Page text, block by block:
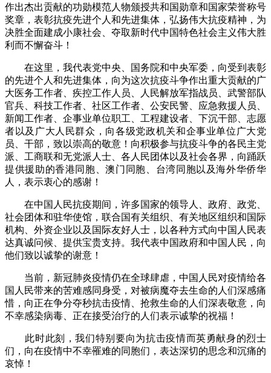
作出杰出贡献的功勋模范人物颁授共和国勋章和国家荣誉称号
奖章，表彰抗疫先进个人和先进集体，弘扬伟大抗疫精神，为
决胜全面建成小康社会、夺取新时代中国特色社会主义伟大胜
利而不懈奋斗！
在这里，我代表党中央、国务院和中央军委，向受到表彰
的先进个人和先进集体，向为这次抗疫斗争作出重大贡献的广
大医务工作者、疾控工作人员、人民解放军指战员、武警部队
官兵、科技工作者、社区工作者、公安民警、应急救援人员、
新闻工作者、企事业单位职工、工程建设者、下沉干部、志愿
者以及广大人民群众，向各级党政机关和企事业单位广大党
员、干部，致以崇高的敬意！向积极参与抗疫斗争的各民主党
派、工商联和无党派人士、各人民团体以及社会各界，向踊跃
提供援助的香港同胞、澳门同胞、台湾同胞以及海外华侨华
人，表示衷心的感谢！
在中国人民抗疫期间，许多国家的领导人、政府、政党、
社会团体和驻华使馆，联合国有关组织、有关地区组织和国际
机构、外资企业以及国际友好人士，以各种方式向中国人民表
达真诚问候、提供宝贵支持。我代表中国政府和中国人民，向
他们致以诚挚的谢意！
当前，新冠肺炎疫情仍在全球肆虐，中国人民对疫情给各
国人民带来的苦难感同身受，对被病魔夺去生命的人们深感痛
惜，向正在争分夺秒抗击疫情、抢救生命的人们深表敬意，向
不幸感染病毒、正在接受治疗的人们表示诚挚的祝福！
此时此刻，我们特别要向为抗击疫情而英勇献身的烈士
们，向在疫情中不幸罹难的同胞们，表达深切的思念和沉痛的
哀悼！